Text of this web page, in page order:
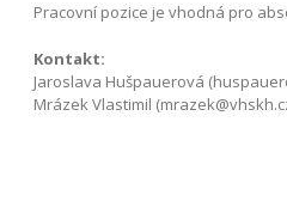
Pracovní pozice je vhodná pro
Kontakt:
Jaroslava Hušpauerová
Mrázek Vlastimil